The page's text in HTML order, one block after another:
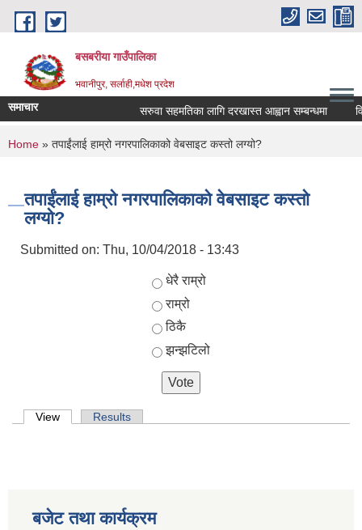
Skip to main content
बसबरीया गाउँपालिका
भवानीपुर, सर्लाही,मधेश प्रदेश
समाचार सरुवा सहमतिका लागि दरखास्त आह्वान सम्बन्धमा
You are here
Home » तपाईंलाई हाम्रो नगरपालिकाको वेबसाइट कस्तो लग्यो?
तपाईंलाई हाम्रो नगरपालिकाको वेबसाइट कस्तो
लग्यो?
Submitted on: Thu, 10/04/2018 - 13:43
Choices
धेरै राम्रो
राम्रो
ठिकै
झन्झटिलो
Primary tabs
View (active tab)
Results
बजेट तथा कार्यक्रम